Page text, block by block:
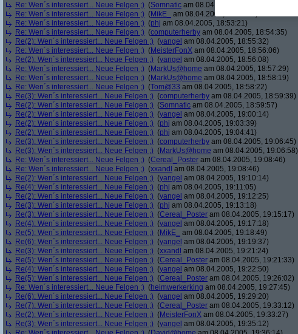
Re: Wen´s interessiert... Neue Felgen ;) (Somnatic am 08.04.2005, 18:52:38)
Re: Wen´s interessiert... Neue Felgen ;) (MikE_
am 08.04.2005, 18:53:05)
Re: Wen´s interessiert... Neue Felgen ;) (phj am 08.04.2005, 18:53:21)
Re: Wen´s interessiert... Neue Felgen ;) (computerherby am 08.04.2005, 18:54:35)
Re(2): Wen´s interessiert... Neue Felgen ;) (yangel am 08.04.2005, 18:55:32)
Re: Wen´s interessiert... Neue Felgen ;) (MeisterFonX am 08.04.2005, 18:56:06)
Re(2): Wen´s interessiert... Neue Felgen ;) (yangel am 08.04.2005, 18:56:08)
Re: Wen´s interessiert... Neue Felgen ;) (MarkUs@home am 08.04.2005, 18:57:29)
Re: Wen´s interessiert... Neue Felgen ;) (MarkUs@home am 08.04.2005, 18:58:19)
Re: Wen´s interessiert... Neue Felgen ;) (Tom@33 am 08.04.2005, 18:58:22)
Re(3): Wen´s interessiert... Neue Felgen ;) (computerherby am 08.04.2005, 18:59:39)
Re(2): Wen´s interessiert... Neue Felgen ;) (Somnatic am 08.04.2005, 18:59:57)
Re(2): Wen´s interessiert... Neue Felgen ;) (yangel am 08.04.2005, 19:00:14)
Re(2): Wen´s interessiert... Neue Felgen ;) (phj am 08.04.2005, 19:03:39)
Re(2): Wen´s interessiert... Neue Felgen ;) (phj am 08.04.2005, 19:04:41)
Re(3): Wen´s interessiert... Neue Felgen ;) (computerherby am 08.04.2005, 19:06:45)
Re(3): Wen´s interessiert... Neue Felgen ;) (MarkUs@home am 08.04.2005, 19:06:58)
Re: Wen´s interessiert... Neue Felgen ;) (Cereal_Poster am 08.04.2005, 19:08:46)
Re: Wen´s interessiert... Neue Felgen ;) (xxandl am 08.04.2005, 19:08:46)
Re(2): Wen´s interessiert... Neue Felgen ;) (yangel am 08.04.2005, 19:10:14)
Re(4): Wen´s interessiert... Neue Felgen ;) (phj am 08.04.2005, 19:11:05)
Re(2): Wen´s interessiert... Neue Felgen ;) (yangel am 08.04.2005, 19:12:25)
Re(3): Wen´s interessiert... Neue Felgen ;) (phj am 08.04.2005, 19:13:18)
Re(3): Wen´s interessiert... Neue Felgen ;) (Cereal_Poster am 08.04.2005, 19:15:17)
Re(4): Wen´s interessiert... Neue Felgen ;) (yangel am 08.04.2005, 19:17:18)
Re(5): Wen´s interessiert... Neue Felgen ;) (MikE_
am 08.04.2005, 19:18:49)
Re(6): Wen´s interessiert... Neue Felgen ;) (yangel am 08.04.2005, 19:19:37)
Re(3): Wen´s interessiert... Neue Felgen ;) (xxandl am 08.04.2005, 19:21:24)
Re(5): Wen´s interessiert... Neue Felgen ;) (Cereal_Poster am 08.04.2005, 19:21:33)
Re(4): Wen´s interessiert... Neue Felgen ;) (yangel am 08.04.2005, 19:22:50)
Re(5): Wen´s interessiert... Neue Felgen ;) (Cereal_Poster am 08.04.2005, 19:26:02)
Re: Wen´s interessiert... Neue Felgen ;) (heimwerkerking am 08.04.2005, 19:27:45)
Re(6): Wen´s interessiert... Neue Felgen ;) (yangel am 08.04.2005, 19:29:20)
Re(7): Wen´s interessiert... Neue Felgen ;) (Cereal_Poster am 08.04.2005, 19:33:12)
Re(2): Wen´s interessiert... Neue Felgen ;) (MeisterFonX am 08.04.2005, 19:33:27)
Re(3): Wen´s interessiert... Neue Felgen ;) (yangel am 08.04.2005, 19:35:12)